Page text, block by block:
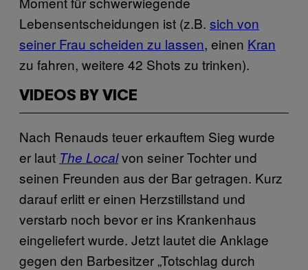
Lebensentscheidungen ist (z.B. sich von
seiner Frau scheiden zu lassen, einen Kran
zu fahren, weitere 42 Shots zu trinken).
VIDEOS BY VICE
Nach Renauds teuer erkauftem Sieg wurde
er laut The Localvon seiner Tochter und
seinen Freunden aus der Bar getragen. Kurz
darauf erlitt er einen Herzstillstand und
verstarb noch bevor er ins Krankenhaus
eingeliefert wurde. Jetzt lautet die Anklage
gegen den Barbesitzer „Totschlag durch